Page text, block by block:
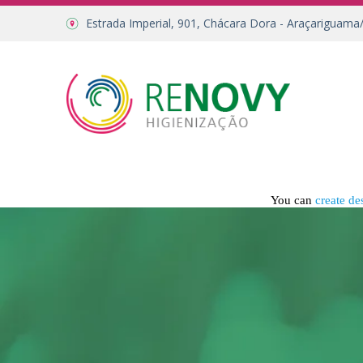
Estrada Imperial, 901, Chácara Dora -
You can create